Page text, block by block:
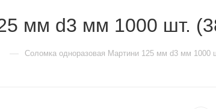
мм d3 мм 1000 шт.
— Соломка одноразовая Мартини 125 мм d3 мм 1000